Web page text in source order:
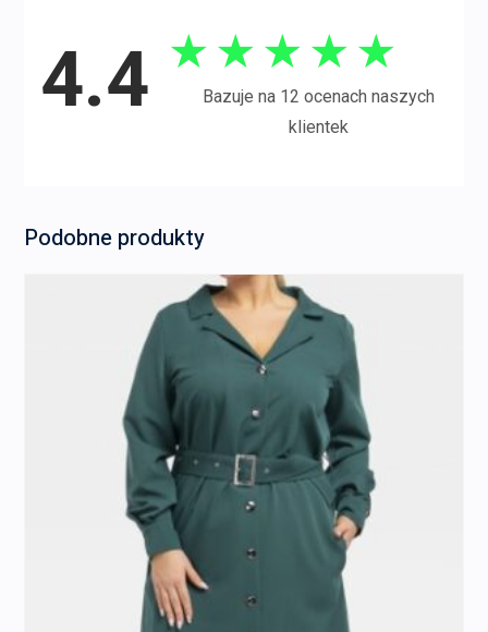
4.4 ★ ★ ★ ★ ★
Bazuje na 12 ocenach naszych
klientek
Podobne produkty